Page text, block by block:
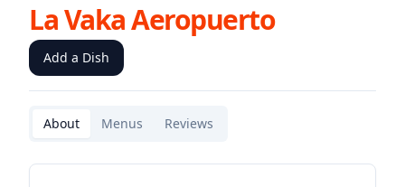
La Vaka Aeropuerto
Add a Dish
About Menus Reviews